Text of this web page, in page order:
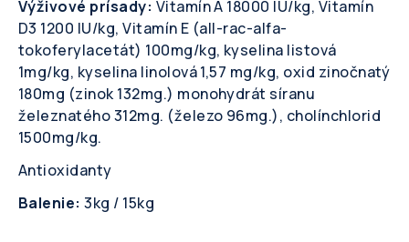
Výživové prísady: Vitamín A 18000 IU/kg, Vitamín
D3 1200 IU/kg, Vitamín E (all-rac-alfa-
tokoferylacetát) 100mg/kg, kyselina listová
1mg/kg, kyselina linolová 1,57 mg/kg, oxid zinočnatý
180mg (zinok 132mg.) monohydrát síranu
železnatého 312mg. (železo 96mg.), cholínchlorid
1500mg/kg.
Antioxidanty
Balenie:3kg / 15kg